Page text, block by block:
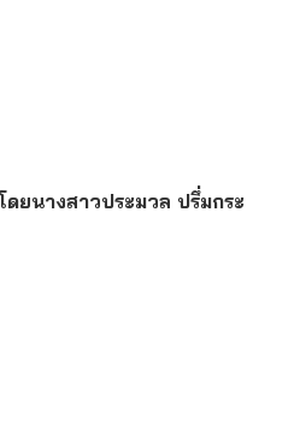
ยนางสาวประมวล ปรึ่มกระ